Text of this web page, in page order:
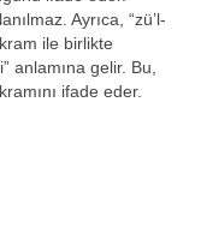
Ayrıca, “zü’l-
ile birlikte
anlamına gelir. Bu,
ifade eder.